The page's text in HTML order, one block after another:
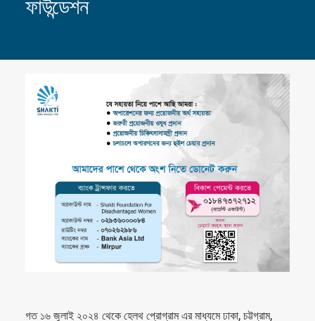
ফাউন্ডেশন
গত ১৬ জুলাই ২০২৪ থেকে হেলথ প্রোগ্রাম এর মাধ্যমে ঢাকা, চট্টগ্রাম,